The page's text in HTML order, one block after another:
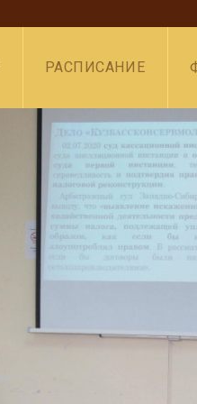
РАСПИСАНИЕ